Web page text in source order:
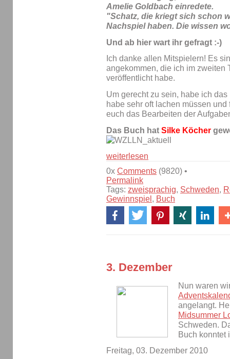
Amelie Goldbach einredete.
"Schatz, die kriegt sich schon
Nachspiel haben. Die wissen
Und ab hier wart ihr gefragt :-)
Ich danke allen Mitspielern! Es
angekommen, die ich im zweiten
veröffentlicht habe.
Um gerecht zu sein, habe ich
habe sehr oft lachen müssen
euch das Bearbeiten der
Das Buch hat Silke Köcher
weiterlesen
0x Comments (9820) •
Permalink
Tags: zweisprachig, Schweden,
Gewinnspiel , Buch
3. Dezember
Nun waren
angelangt.
Midsummer
Schweden.
Buch konntet
Freitag, 03. Dezember 2010